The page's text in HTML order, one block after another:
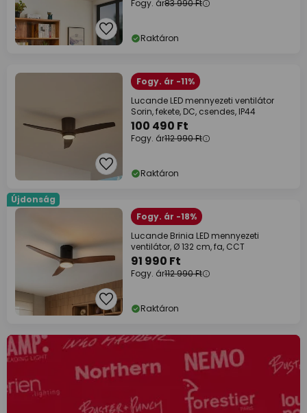
Fogy. ár83 990 Ft
Raktáron
Fogy. ár -11%
Lucande LED mennyezeti ventilátor
Sorin, fekete, DC, csendes, IP44
100 490 Ft
Fogy. ár112 990 Ft
Raktáron
Újdonság
Fogy. ár -18%
Lucande Brinia LED mennyezeti
ventilátor, Ø 132 cm, fa, CCT
91 990 Ft
Fogy. ár112 990 Ft
Raktáron